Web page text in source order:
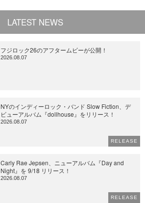
LATEST NEWS
フジロック26のアフタームビーが公開！
2026.08.07
NYのインディーロック・バンド Slow Fiction、デ
ビューアルバム『dollhouse』をリリース！
2026.08.07
RELEASE
Carly Rae Jepsen、ニューアルバム『Day and
Night』を 9/18 リリース！
2026.08.07
RELEASE